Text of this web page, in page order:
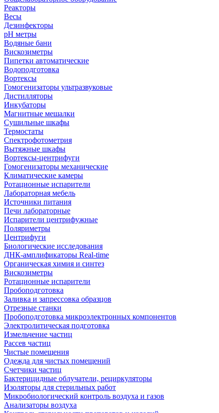
Реакторы
Весы
Дезинфекторы
рН метры
Водяные бани
Вискозиметры
Пипетки автоматические
Водоподготовка
Вортексы
Гомогенизаторы ультразвуковые
Дистилляторы
Инкубаторы
Магнитные мешалки
Сушильные шкафы
Термостаты
Спектрофотометрия
Вытяжные шкафы
Вортексы-центрифуги
Гомогенизаторы механические
Климатические камеры
Ротационные испарители
Лабораторная мебель
Источники питания
Печи лабораторные
Испарители центрифужные
Поляриметры
Центрифуги
Биологические исследования
ДНК-амплификаторы Real-time
Органическая химия и синтез
Вискозиметры
Ротационные испарители
Пробоподготовка
Заливка и запрессовка образцов
Отрезные станки
Пробоподготовка микроэлектронных компонентов
Электролитическая подготовка
Измельчение частиц
Рассев частиц
Чистые помещения
Одежда для чистых помещений
Счетчики частиц
Бактерицидные облучатели, рециркуляторы
Изоляторы для стерильных работ
Микробиологический контроль воздуха и газов
Анализаторы воздуха